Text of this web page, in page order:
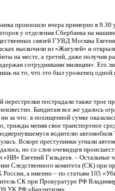
произошло вчера примерно в
у отделения Сбербанка на
связей ГУВД Москвы
выскочили из «Жигулей» и
на месте, а третий, даже получив
сотрудниками милиции». Его
на то, что это был уроженец одной
перестрелки пострадали также трое
Бандитам все же удалось
за что: в похищенной сумке
трижды меняя свое транспортное
водителю
Вскоре преступники угнали
но со слов очевидцев
Евгений Гильдеев. – Остальные
Следственного комитета (СК) при
а именно – по статьям 105
СК при Прокуратуре РФ
УК РФ «Бандитизм».